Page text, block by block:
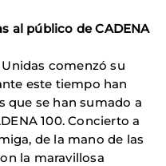
al público de CADENA
Unidas comenzó su
este tiempo han
que se han sumado a
100. Concierto a
de la mano de las
la maravillosa